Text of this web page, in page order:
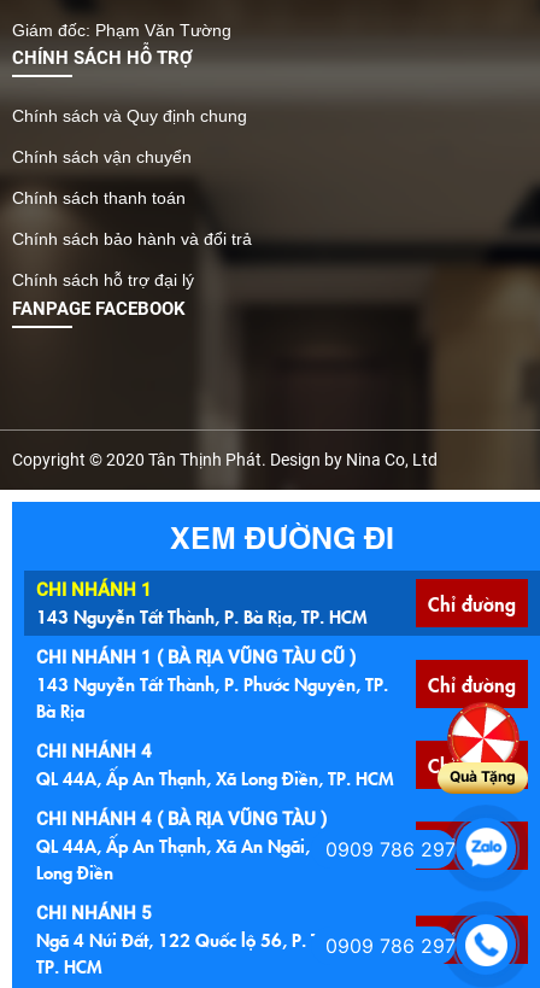
Giám đốc: Phạm Văn Tường
CHÍNH SÁCH HỖ TRỢ
Chính sách và Quy định chung
Chính sách vận chuyển
Chính sách thanh toán
Chính sách bảo hành và đổi trả
Chính sách hỗ trợ đại lý
FANPAGE FACEBOOK
Copyright © 2020 Tân Thịnh Phát. Design by Nina Co, Ltd
XEM ĐƯỜNG ĐI
CHI NHÁNH 1
143 Nguyễn Tất Thành, P. Bà Rịa, TP. HCM Chỉ đường
CHI NHÁNH 1 ( BÀ RỊA VŨNG TÀU CŨ )
143 Nguyễn Tất Thành, P. Phước Nguyên, TP.
Bà Rịa
Chỉ đường
CHI NHÁNH 4
QL 44A, Ấp An Thạnh, Xã Long Điền, TP. HCM Chỉ đường
CHI NHÁNH 4 ( BÀ RỊA VŨNG TÀU )
QL 44A, Ấp An Thạnh, Xã An Ngãi, Huyện
Long Điền
Chỉ đường
CHI NHÁNH 5
Ngã 4 Núi Đất, 122 Quốc lộ 56, P. Tam Long,
TP. HCM
Chỉ đường
Quà Tặng
0909 786 297
0909 786 297